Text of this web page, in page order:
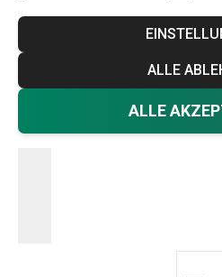
ALLE
ALLE